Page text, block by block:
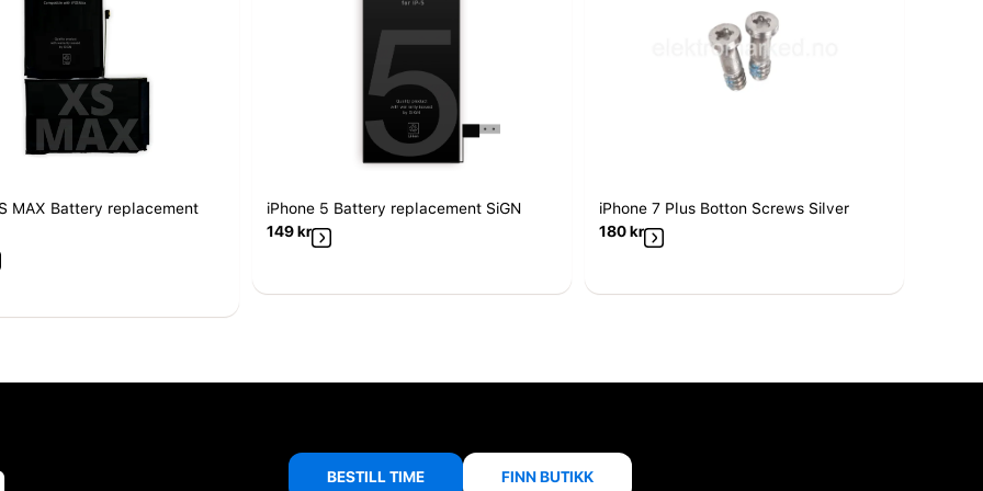
MAX Battery replacement
iPhone 5 Battery replacement SiGN
149kr
iPhone 7 Plus Botton Screws Silver
180kr
BESTILL TIME FINN BUTIKK